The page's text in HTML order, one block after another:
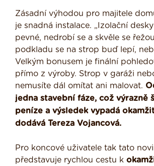
Zásadní výhodou pro majitele
je snadná instalace. „Izolační
pevné, nedrobí se a skvěle se
podkladu se na strop buď lepí,
Velkým bonusem je finální
přímo z výroby. Strop v garáži
nemusíte dál omítat ani malovat.
jedna stavební fáze, což výrazně
peníze a výsledek vypadá
dodává Tereza Vojancová.
Pro koncové uživatele tak tato
představuje rychlou cestu k